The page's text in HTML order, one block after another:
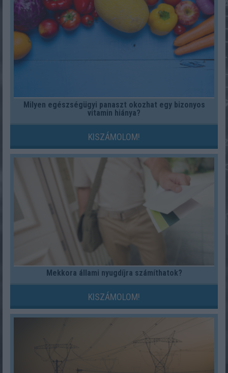
Milyen egészségügyi panaszt okozhat egy bizonyos
vitamin hiánya?
KISZÁMOLOM!
Mekkora állami nyugdíjra számíthatok?
KISZÁMOLOM!